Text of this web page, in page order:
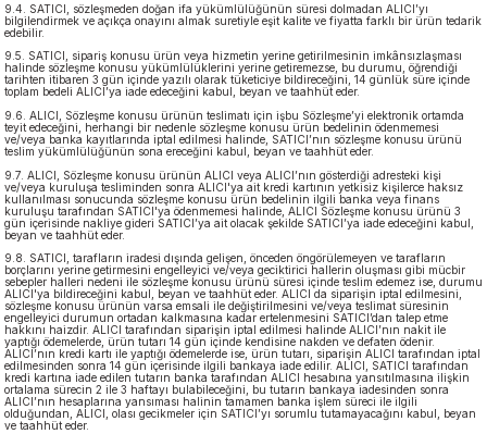
9.4. SATICI, sözleşmeden doğan ifa yükümlülüğünün süresi dolmadan ALICI’yı
bilgilendirmek ve açıkça onayını almak suretiyle eşit kalite ve fiyatta farklı bir ürün tedarik
edebilir.
9.5. SATICI, sipariş konusu ürün veya hizmetin yerine getirilmesinin imkânsızlaşması
halinde sözleşme konusu yükümlülüklerini yerine getiremezse, bu durumu, öğrendiği
tarihten itibaren 3 gün içinde yazılı olarak tüketiciye bildireceğini, 14 günlük süre içinde
toplam bedeli ALICI’ya iade edeceğini kabul, beyan ve taahhüt eder.
9.6. ALICI, Sözleşme konusu ürünün teslimatı için işbu Sözleşme’yi elektronik ortamda
teyit edeceğini, herhangi bir nedenle sözleşme konusu ürün bedelinin ödenmemesi
ve/veya banka kayıtlarında iptal edilmesi halinde, SATICI’nın sözleşme konusu ürünü
teslim yükümlülüğünün sona ereceğini kabul, beyan ve taahhüt eder.
9.7. ALICI, Sözleşme konusu ürünün ALICI veya ALICI’nın gösterdiği adresteki kişi
ve/veya kuruluşa tesliminden sonra ALICI'ya ait kredi kartının yetkisiz kişilerce haksız
kullanılması sonucunda sözleşme konusu ürün bedelinin ilgili banka veya finans
kuruluşu tarafından SATICI'ya ödenmemesi halinde, ALICI Sözleşme konusu ürünü 3
gün içerisinde nakliye gideri SATICI’ya ait olacak şekilde SATICI’ya iade edeceğini kabul,
beyan ve taahhüt eder.
9.8. SATICI, tarafların iradesi dışında gelişen, önceden öngörülemeyen ve tarafların
borçlarını yerine getirmesini engelleyici ve/veya geciktirici hallerin oluşması gibi mücbir
sebepler halleri nedeni ile sözleşme konusu ürünü süresi içinde teslim edemez ise, durumu
ALICI'ya bildireceğini kabul, beyan ve taahhüt eder. ALICI da siparişin iptal edilmesini,
sözleşme konusu ürünün varsa emsali ile değiştirilmesini ve/veya teslimat süresinin
engelleyici durumun ortadan kalkmasına kadar ertelenmesini SATICI’dan talep etme
hakkını haizdir. ALICI tarafından siparişin iptal edilmesi halinde ALICI’nın nakit ile
yaptığı ödemelerde, ürün tutarı 14 gün içinde kendisine nakden ve defaten ödenir.
ALICI’nın kredi kartı ile yaptığı ödemelerde ise, ürün tutarı, siparişin ALICI tarafından iptal
edilmesinden sonra 14 gün içerisinde ilgili bankaya iade edilir. ALICI, SATICI tarafından
kredi kartına iade edilen tutarın banka tarafından ALICI hesabına yansıtılmasına ilişkin
ortalama sürecin 2 ile 3 haftayı bulabileceğini, bu tutarın bankaya iadesinden sonra
ALICI’nın hesaplarına yansıması halinin tamamen banka işlem süreci ile ilgili
olduğundan, ALICI, olası gecikmeler için SATICI’yı sorumlu tutamayacağını kabul, beyan
ve taahhüt eder.